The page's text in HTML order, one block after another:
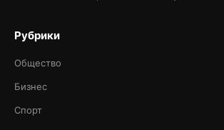
Рубрики
Общество
Бизнес
Спорт